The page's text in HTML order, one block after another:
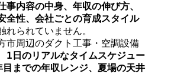
事内容の中身、年収の伸び方、
全性、会社ごとの育成スタイル
れられていません。
市周辺のダクト工事・空調設備
1日のリアルなタイムスケジュー
までの年収レンジ、夏場の天井